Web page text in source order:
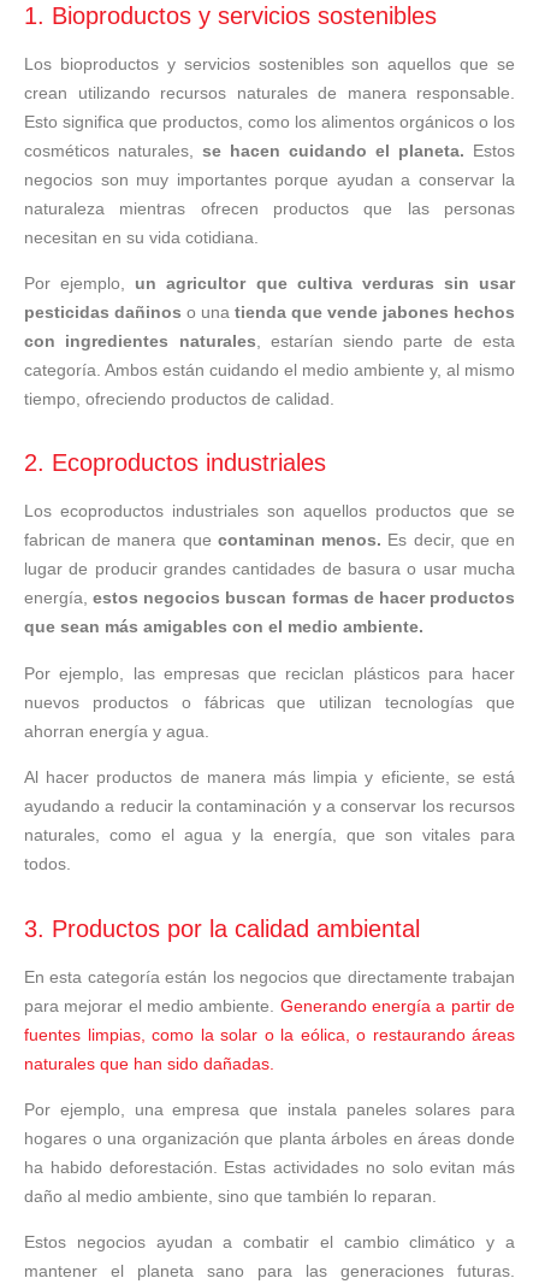
1. Bioproductos y servicios sostenibles
Los bioproductos y servicios sostenibles son aquellos que se
crean utilizando recursos naturales de manera responsable.
Esto significa que productos, como los alimentos orgánicos o los
cosméticos naturales, se hacen cuidando el planeta. Estos
negocios son muy importantes porque ayudan a conservar la
naturaleza mientras ofrecen productos que las personas
necesitan en su vida cotidiana.
Por ejemplo, un agricultor que cultiva verduras sin usar
pesticidas dañinos o una tienda que vende jabones hechos
con ingredientes naturales , estarían siendo parte de esta
categoría. Ambos están cuidando el medio ambiente y, al mismo
tiempo, ofreciendo productos de calidad.
2. Ecoproductos industriales
Los ecoproductos industriales son aquellos productos que se
fabrican de manera que contaminan menos. Es decir, que en
lugar de producir grandes cantidades de basura o usar mucha
energía,estos negocios buscan formas de hacer productos
que sean más amigables con el medio ambiente.
Por ejemplo, las empresas que reciclan plásticos para hacer
nuevos productos o fábricas que utilizan tecnologías que
ahorran energía y agua.
Al hacer productos de manera más limpia y eficiente, se está
ayudando a reducir la contaminación y a conservar los recursos
naturales, como el agua y la energía, que son vitales para
todos.
3. Productos por la calidad ambiental
En esta categoría están los negocios que directamente trabajan
para mejorar el medio ambiente.
Generando energía a partir de
fuentes limpias, como la solar o la eólica, o restaurando áreas
naturales que han sido dañadas.
Por ejemplo, una empresa que instala paneles solares para
hogares o una organización que planta árboles en áreas donde
ha habido deforestación. Estas actividades no solo evitan más
daño al medio ambiente, sino que también lo reparan.
Estos negocios ayudan a combatir el cambio climático y a
mantener el planeta sano para las generaciones futuras.